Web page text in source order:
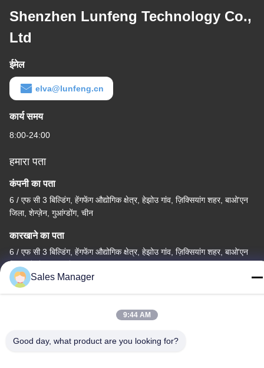
Shenzhen Lunfeng Technology Co.,
Ltd
ईमेल
elva@lunfeng.cn
कार्य समय
8:00-24:00
हमारा पता
कंपनी का पता
6 / एफ सी 3 बिल्डिंग, हेंगफेंग औद्योगिक क्षेत्र, हेझोउ गांव, ज़िक्सियांग शहर, बाओ'एन
जिला, शेन्ज़ेन, गुआंग्डोंग, चीन
कारखाने का पता
6 / एफ सी 3 बिल्डिंग, हेंगफेंग औद्योगिक क्षेत्र, हेझोउ गांव, ज़िक्सियांग शहर, बाओ'एन
जिला, शेन्ज़ेन, गुआंग्डोंग, चीन
टेलीफोन
Sales Manager
9:44 AM
Good day, what product are you looking for?